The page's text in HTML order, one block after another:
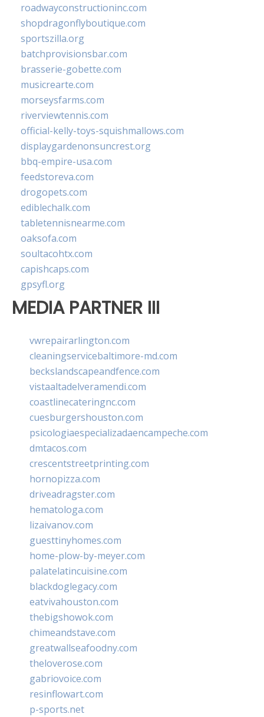
roadwayconstructioninc.com
shopdragonflyboutique.com
sportszilla.org
batchprovisionsbar.com
brasserie-gobette.com
musicrearte.com
morseysfarms.com
riverviewtennis.com
official-kelly-toys-squishmallows.com
displaygardenonsuncrest.org
bbq-empire-usa.com
feedstoreva.com
drogopets.com
ediblechalk.com
tabletennisnearme.com
oaksofa.com
soultacohtx.com
capishcaps.com
gpsyfl.org
MEDIA PARTNER III
vwrepairarlington.com
cleaningservicebaltimore-md.com
beckslandscapeandfence.com
vistaaltadelveramendi.com
coastlinecateringnc.com
cuesburgershouston.com
psicologiaespecializadaencampeche.com
dmtacos.com
crescentstreetprinting.com
hornopizza.com
driveadragster.com
hematologa.com
lizaivanov.com
guesttinyhomes.com
home-plow-by-meyer.com
palatelatincuisine.com
blackdoglegacy.com
eatvivahouston.com
thebigshowok.com
chimeandstave.com
greatwallseafoodny.com
theloverose.com
gabriovoice.com
resinflowart.com
p-sports.net